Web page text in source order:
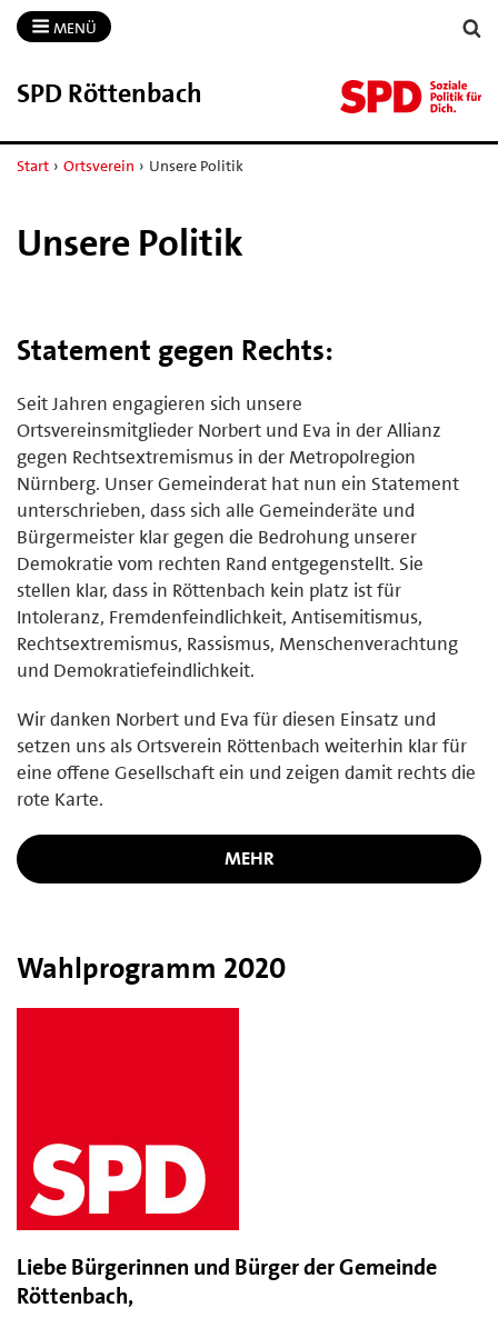
MENÜ
SPD Röttenbach
Start › Ortsverein › Unsere Politik
Unsere Politik
Statement gegen Rechts:
Seit Jahren engagieren sich unsere
Ortsvereinsmitglieder Norbert und Eva in der Allianz
gegen Rechtsextremismus in der Metropolregion
Nürnberg. Unser Gemeinderat hat nun ein Statement
unterschrieben, dass sich alle Gemeinderäte und
Bürgermeister klar gegen die Bedrohung unserer
Demokratie vom rechten Rand entgegenstellt. Sie
stellen klar, dass in Röttenbach kein platz ist für
Intoleranz, Fremdenfeindlichkeit, Antisemitismus,
Rechtsextremismus, Rassismus, Menschenverachtung
und Demokratiefeindlichkeit.
Wir danken Norbert und Eva für diesen Einsatz und
setzen uns als Ortsverein Röttenbach weiterhin klar für
eine offene Gesellschaft ein und zeigen damit rechts die
rote Karte.
MEHR
Wahlprogramm 2020
Liebe Bürgerinnen und Bürger der Gemeinde
Röttenbach,